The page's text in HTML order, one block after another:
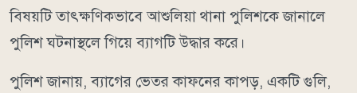
বিষয়টি তাৎক্ষণিকভাবে আশুলিয়া থানা পুলিশকে জানালে
পুলিশ ঘটনাস্থলে গিয়ে ব্যাগটি উদ্ধার করে।
পুলিশ জানায়, ব্যাগের ভেতর কাফনের কাপড়, একটি গুলি,